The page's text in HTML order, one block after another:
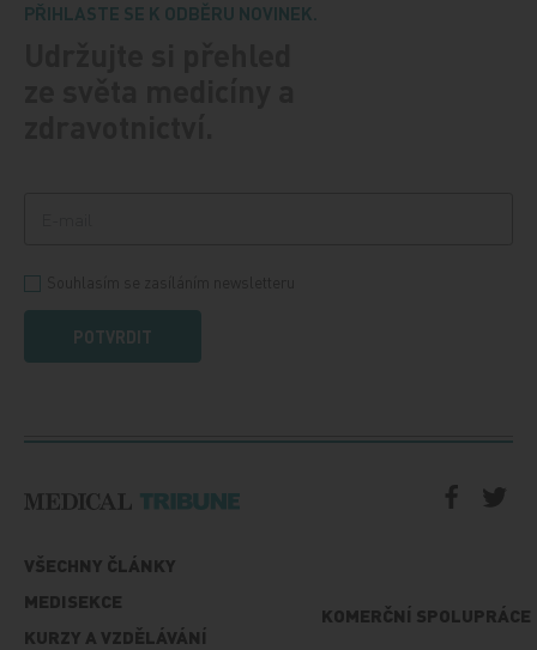
PŘIHLASTE SE K ODBĚRU NOVINEK.
POTVRDIT
VŠECHNY ČLÁNKY
MEDISEKCE
KURZY A VZDĚLÁVÁNÍ
KOMERČNÍ SPOLUPRÁCE